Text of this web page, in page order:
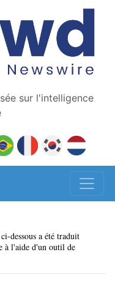
sur l'intelligence
dessous a été traduit
à l'aide d'un outil de